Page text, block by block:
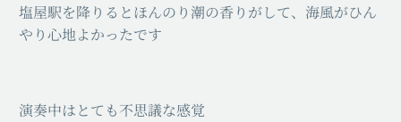
塩屋駅を降りるとほんのり潮の香りがして、海風がひん
やり心地よかったです
演奏中はとても不思議な感覚